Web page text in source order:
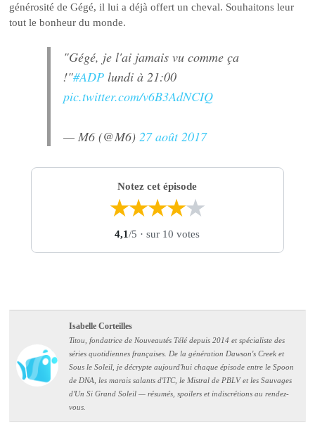
générosité de Gégé, il lui a déjà offert un cheval. Souhaitons leur
tout le bonheur du monde.
"Gégé, je l'ai jamais vu comme ça
!"#ADP lundi à 21:00
pic.twitter.com/v6B3AdNCIQ
— M6 (@M6)27 août 2017
Notez cet épisode
★★★★★
4,1/5 · sur 10 votes
Isabelle Corteilles
Titou, fondatrice de Nouveautés Télé depuis 2014 et spécialiste des
séries quotidiennes françaises. De la génération Dawson's Creek et
Sous le Soleil, je décrypte aujourd'hui chaque épisode entre le Spoon
de DNA, les marais salants d'ITC, le Mistral de PBLV et les Sauvages
d'Un Si Grand Soleil — résumés, spoilers et indiscrétions au rendez-
vous.